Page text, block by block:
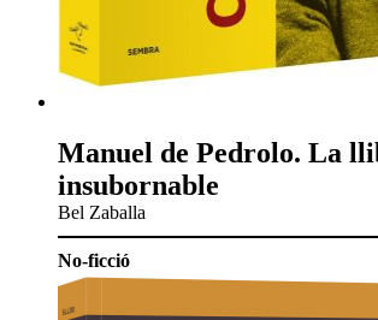
Manuel de Pedrolo. La
insubornable
Bel Zaballa
No-ficció